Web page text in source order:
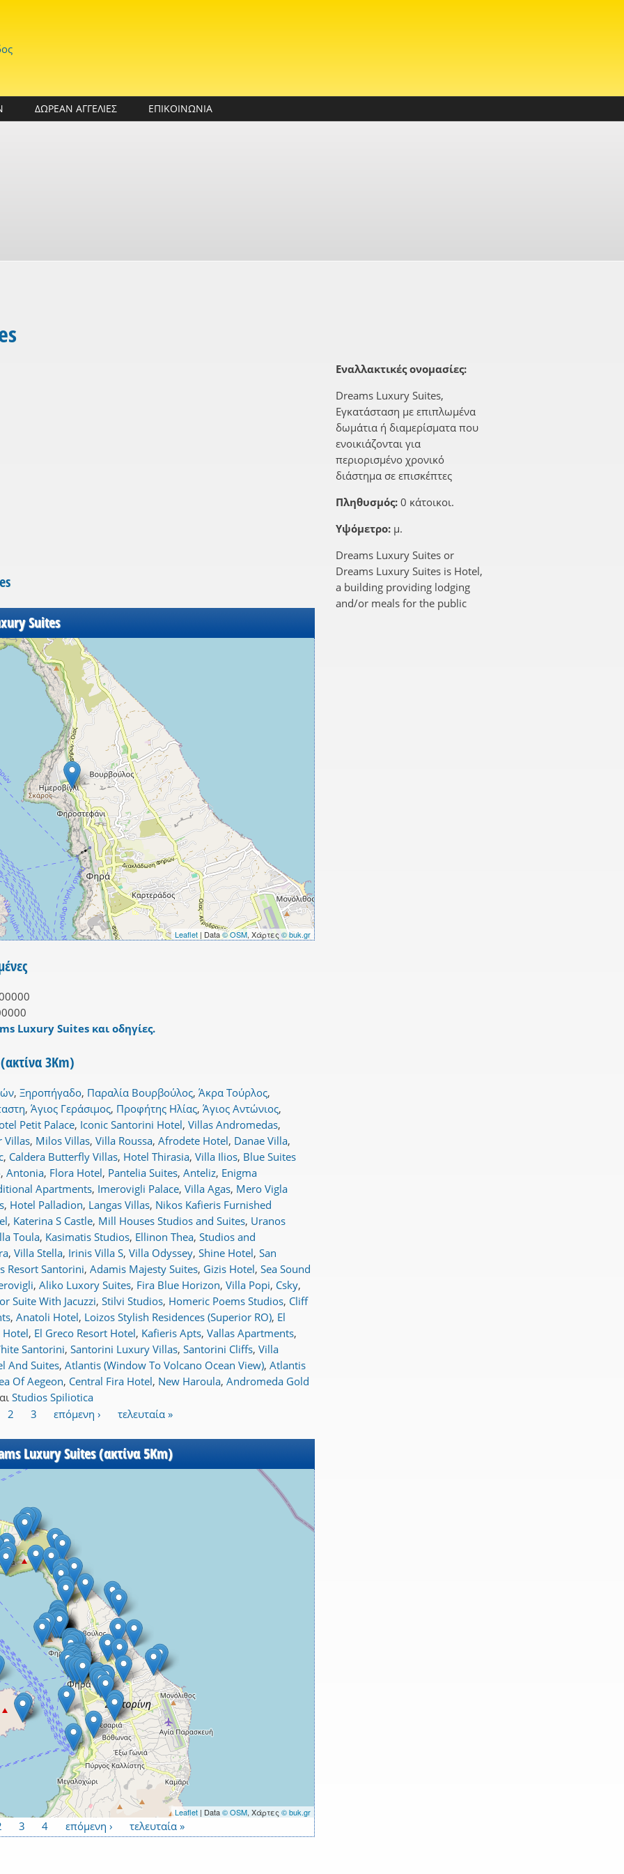
ΔΩΡΕΑΝ ΑΓΓΕΛΙΕΣ ΕΠΙΚΟΙΝΩΝΙΑ
Suites
Leaflet| Data© OSM, Χάρτες © buk.gr
Luxury Suites και οδηγίες.
3Km)
, Ξηροπήγαδο, Παραλία Βουρβούλος, Άκρα Τούρλος,
, Άγιος Γεράσιμος, Προφήτης Ηλίας, Άγιος Αντώνιος,
Petit Palace, Iconic Santorini Hotel, Villas Andromedas,
Villas, Milos Villas, Villa Roussa, Afrodete Hotel, Danae Villa,
, Caldera Butterfly Villas, Hotel Thirasia, Villa Ilios, Blue Suites
, Antonia, Flora Hotel, Pantelia Suites, Anteliz, Enigma
Apartments, Imerovigli Palace, Villa Agas, Mero Vigla
, Hotel Palladion, Langas Villas, Nikos Kafieris Furnished
, Katerina S Castle, Mill Houses Studios and Suites, Uranos
Toula, Kasimatis Studios, Ellinon Thea, Studios and
, Villa Stella, Irinis Villa S, Villa Odyssey, Shine Hotel, San
Resort Santorini, Adamis Majesty Suites, Gizis Hotel, Sea Sound
, Aliko Luxory Suites, Fira Blue Horizon, Villa Popi, Csky,
Suite With Jacuzzi, Stilvi Studios, Homeric Poems Studios, Cliff
, Anatoli Hotel, Loizos Stylish Residences (Superior RO), El
Hotel, El Greco Resort Hotel, Kafieris Apts, Vallas Apartments,
Santorini, Santorini Luxury Villas, Santorini Cliffs, Villa
And Suites, Atlantis (Window To Volcano Ocean View), Atlantis
Of Aegeon, Central Fira Hotel, New Haroula, Andromeda Gold
Studios Spiliotica
2
3 επόμενη › τελευταία »
Luxury Suites (ακτίνα 5Km)
Leaflet| Data© OSM, Χάρτες © buk.gr
3 4 επόμενη › τελευταία »
Εναλλακτικές ονομασίες:
Dreams Luxury Suites,
Εγκατάσταση με επιπλωμένα
δωμάτια ή διαμερίσματα που
ενοικιάζονται για
περιορισμένο χρονικό
διάστημα σε επισκέπτες
Πληθυσμός: 0 κάτοικοι.
Υψόμετρο: μ.
Dreams Luxury Suites or
Dreams Luxury Suites is Hotel,
a building providing lodging
and/or meals for the public